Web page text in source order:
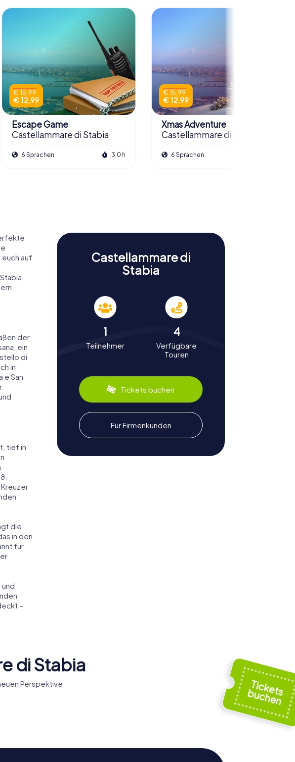
€ 15,99
€ 12,99
Escape Game
Castellammare di Stabia
6 Sprachen 3,0 h
€ 15,99
€ 12,99
Xmas Adventure
Castellammare di Stabia
6 Sprachen
auf
der
ein
di
in
e San
tief in
die
in den
für
–
Castellammare di
Stabia
1
Teilnehmer
4
Verfügbare
Touren
Tickets buchen
Für Firmenkunden
di Stabia
Perspektive.